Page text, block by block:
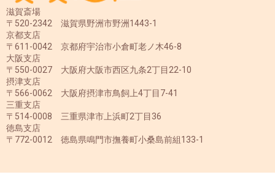
滋賀斎場
〒520-2342 滋賀県野洲市野洲1443-1
京都支店
〒611-0042 京都府宇治市小倉町老ノ木46-8
大阪支店
〒550-0027 大阪府大阪市西区九条2丁目22-10
摂津支店
〒566-0062 大阪府摂津市鳥飼上4丁目7-41
三重支店
〒514-0008 三重県津市上浜町2丁目36
徳島支店
〒772-0012 徳島県鳴門市撫養町小桑島前組133-1